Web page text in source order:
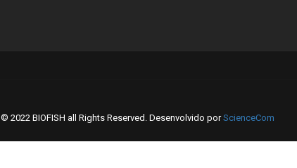
© 2022 BIOFISH all Rights Reserved. Desenvolvido porScienceCom